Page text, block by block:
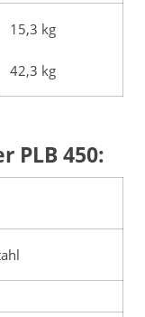
15,3 kg
42,3 kg
PLB 450: